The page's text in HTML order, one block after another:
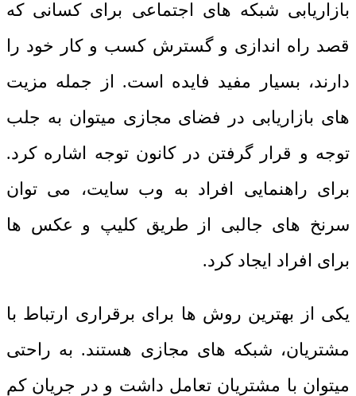
بازاریابی شبکه های اجتماعی برای کسانی که
قصد راه اندازی و گسترش کسب و کار خود را
دارند، بسیار مفید فایده است. از جمله مزیت
های بازاریابی در فضای مجازی میتوان به جلب
توجه و قرار گرفتن در کانون توجه اشاره کرد.
برای راهنمایی افراد به وب سایت، می توان
سرنخ های جالبی از طریق کلیپ و عکس ها
برای افراد ایجاد کرد.
یکی از بهترین روش ها برای برقراری ارتباط با
مشتریان، شبکه های مجازی هستند. به راحتی
میتوان با مشتریان تعامل داشت و در جریان کم